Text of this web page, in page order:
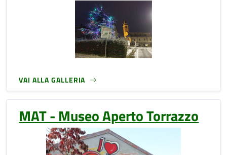
VAI ALLA GALLERIA
MAT - Museo Aperto Torrazzo